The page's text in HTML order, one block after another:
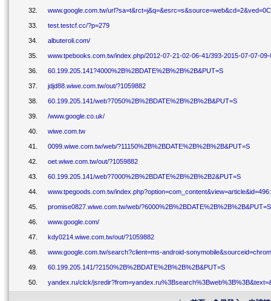
32. www.google.com.tw/
33. test.testcf.cc/?p=279
34. albuteroli.com/
35. www.tpebooks.com.tw/index.php/2012-07-21-02-06-41/393-2015-07-07-
36. 60.199.205.141?4000%2B%2BDATE%2B%2B%2B&PUT=S
37. jdjd88.wiwe.com.tw/out/?1059882
38. 60.199.205.141/web?7050%2B%2BDATE%2B%2B%2B&PUT=S
39. /www.google.co.uk/
40. wiwe.com.tw
41. 0099.wiwe.com.tw/web/?11150%2B%2BDATE%2B%2B%2B&PUT=S
42. oet.wiwe.com.tw/out/?1059882
43. 60.199.205.141/web?7000%2B%2BDATE%2B%2B%2B2&PUT=S
44. www.tpegoods.com.tw/
45. promise0827.wiwe.com.tw/web/?6000%2B%2BDATE%2B%2B%2B&PUT=S
46. www.google.com/
47. kdy0214.wiwe.com.tw/out/?1059882
48. www.google.com.tw/search?client=ms-android-
49. 60.199.205.141/?2150%2B%2BDATE%2B%2B%2B&PUT=S
50. yandex.ru/clck/